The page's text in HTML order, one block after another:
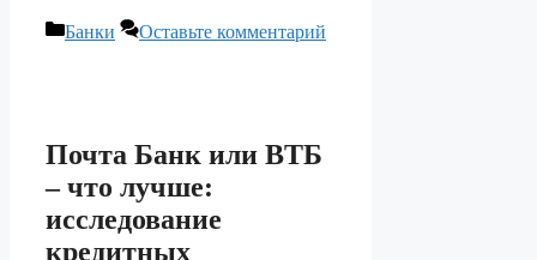
Рубрики
Банки Оставьте комментарий
Почта Банк или ВТБ
– что лучше:
исследование
кредитных